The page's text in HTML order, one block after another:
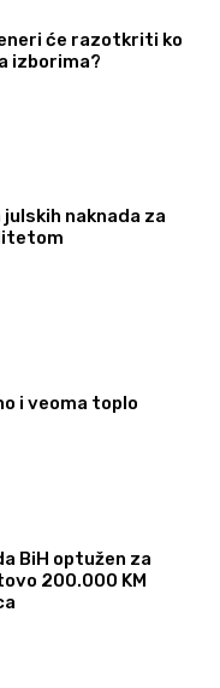
će razotkriti ko
izborima?
naknada za
i veoma toplo
BiH optužen za
200.000 KM